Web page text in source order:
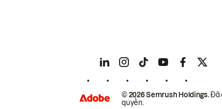
© 2026 Semrush Holdings.Đã
quyền.